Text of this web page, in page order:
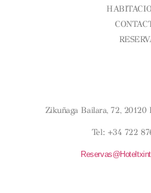
Zikuñaga Bailara, 72, 20120
Tel: +34 722